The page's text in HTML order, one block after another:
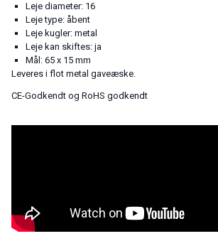
Leje diameter: 16
Leje type: åbent
Leje kugler: metal
Leje kan skiftes: ja
Mål: 65 x 15 mm
Leveres i flot metal gaveæske.
CE-Godkendt og RoHS godkendt